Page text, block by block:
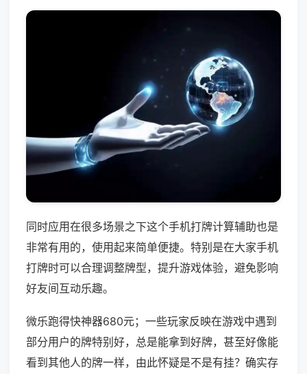
同时应用在很多场景之下这个手机打牌计算辅助也是
非常有用的，使用起来简单便捷。特别是在大家手机
打牌时可以合理调整牌型，提升游戏体验，避免影响
好友间互动乐趣。
微乐跑得快神器680元；一些玩家反映在游戏中遇到
部分用户的牌特别好，总是能拿到好牌，甚至好像能
看到其他人的牌一样，由此怀疑是不是有挂？确实存